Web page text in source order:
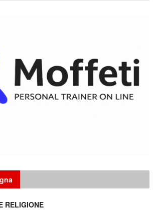
RELIGIONE